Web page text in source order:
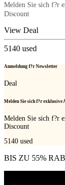
Melden Sie sich f?r
Discount
View Deal
5140 used
Anmeldung f?r Newsletter
Deal
Melden Sie sich f?r exklusive
Melden Sie sich f?r
Discount
5140 used
BIS ZU 55%